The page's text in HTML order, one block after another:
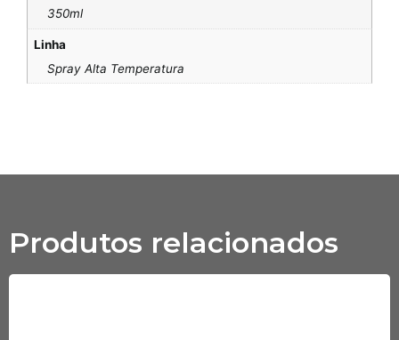
350ml
Linha
Spray Alta Temperatura
Produtos relacionados